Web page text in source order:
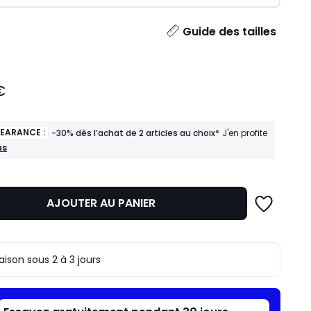
Guide des tailles
: -30% dès l’achat de 2 articles au choix* J'en profite
AJOUTER AU PANIER
sous 2 à 3 jours